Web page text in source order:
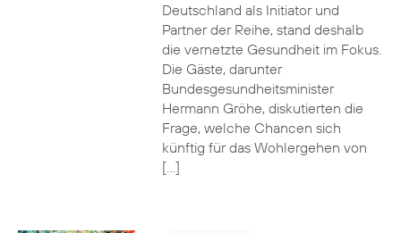
Deutschland als Initiator und
Partner der Reihe, stand deshalb
die vernetzte Gesundheit im Fokus.
Die Gäste, darunter
Bundesgesundheitsminister
Hermann Gröhe, diskutierten die
Frage, welche Chancen sich
künftig für das Wohlergehen von
[…]